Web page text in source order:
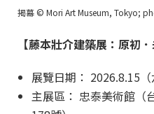
揭幕 © Mori Art Museum, Tokyo;
【藤本壯介建築展：原初．
展覽日期： 2026.8.15（
主展區： 忠泰美術館（